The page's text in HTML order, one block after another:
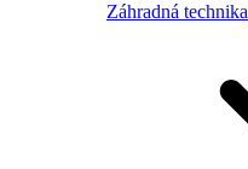
Záhradná technika